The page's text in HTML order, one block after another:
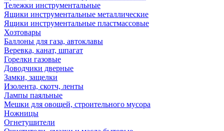
Тележки инструментальные
Ящики инструментальные металлические
Ящики инструментальные пластмассовые
Хозтовары
Баллоны для газа, автоклавы
Веревка, канат, шпагат
Горелки газовые
Доводчики дверные
Замки, защелки
Изолента, скотч, ленты
Лампы паяльные
Мешки для овощей, строительного мусора
Ножницы
Огнетушители